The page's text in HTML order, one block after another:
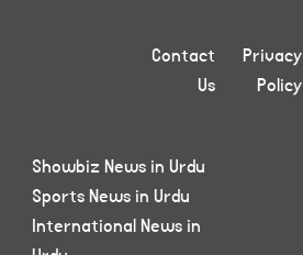
Privacy
Policy
Contact
Us
Showbiz News in Urdu
Sports News in Urdu
International News in